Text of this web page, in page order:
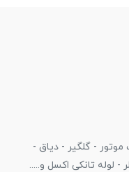
- گلگیر - دیاق -
لوله تانکی اکسل و.....